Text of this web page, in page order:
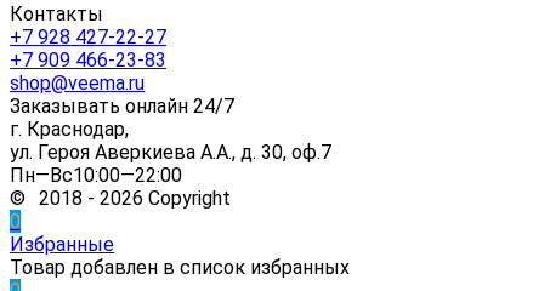
Контакты
+7 928 427-22-27
+7 909 466-23-83
shop@veema.ru
Заказывать онлайн 24/7
г. Краснодар,
ул. Героя Аверкиева А.А., д. 30, оф.7
Пн—Вс10:00—22:00
© 2018 - 2026 Copyright
0
Избранные
Товар добавлен в список избранных